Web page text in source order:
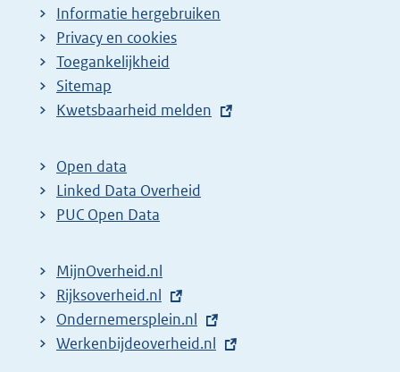
Informatie hergebruiken
Privacy en cookies
Toegankelijkheid
Sitemap
E
t
e
r
l
i
n
k
Kwetsbaarheid melden
Open data
Linked Data Overheid
PUC Open Data
MijnOverheid.nl
E
x
t
Rijksoverheid.nl
E
x
Ondernemersplein.nl
E
Werkenbijdeoverheid.nl